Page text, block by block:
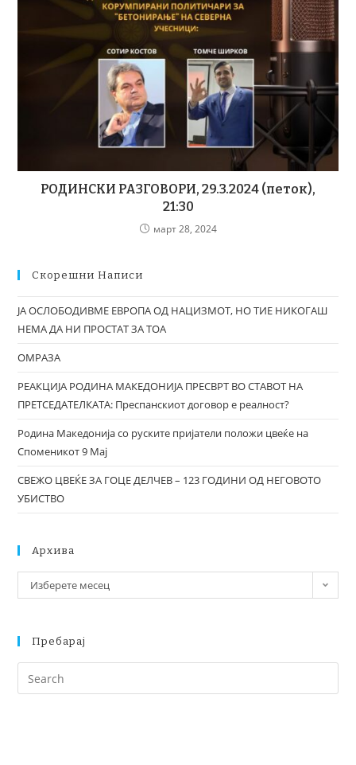
РОДИНСКИ РАЗГОВОРИ, 29.3.2024 (петок),
21:30
март 28, 2024
Скорешни Написи
ЈА ОСЛОБОДИВМЕ ЕВРОПА ОД НАЦИЗМОТ, НО ТИЕ НИКОГАШ
НЕМА ДА НИ ПРОСТАТ ЗА ТОА
ОМРАЗА
РЕАКЦИЈА РОДИНА МАКЕДОНИЈА ПРЕСВРТ ВО СТАВОТ НА
ПРЕТСЕДАТЕЛКАТА: Преспанскиот договор е реалност?
Родина Македонија со руските пријатели положи цвеќе на
Споменикот 9 Мај
СВЕЖО ЦВЕЌЕ ЗА ГОЦЕ ДЕЛЧЕВ – 123 ГОДИНИ ОД НЕГОВОТО
УБИСТВО
Архива
Изберете месец
Пребарај